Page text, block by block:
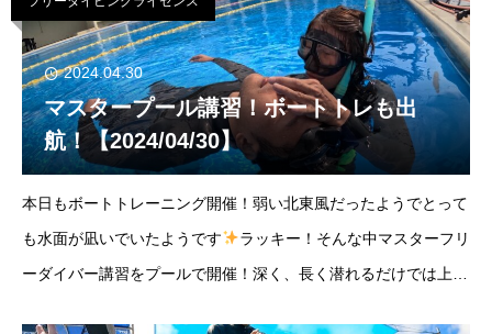
2024.04.30
マスタープール講習！ボートトレも出
航！【2024/04/30】
本日もボートトレーニング開催！弱い北東風だったようでとって
も水面が凪いでいたようです
ラッキー！そんな中マスターフリ
ーダイバー講習をプールで開催！深く、長く潜れるだけでは上級